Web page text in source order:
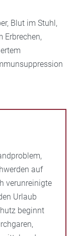
Blut im Stuhl,
Erbrechen,
auf
verunreinigte
Urlaub
beginnt